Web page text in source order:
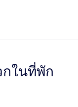
ในที่พัก